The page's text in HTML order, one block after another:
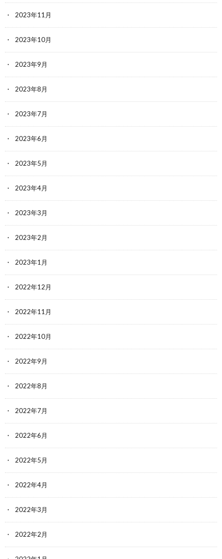
2023年11月
2023年10月
2023年9月
2023年8月
2023年7月
2023年6月
2023年5月
2023年4月
2023年3月
2023年2月
2023年1月
2022年12月
2022年11月
2022年10月
2022年9月
2022年8月
2022年7月
2022年6月
2022年5月
2022年4月
2022年3月
2022年2月